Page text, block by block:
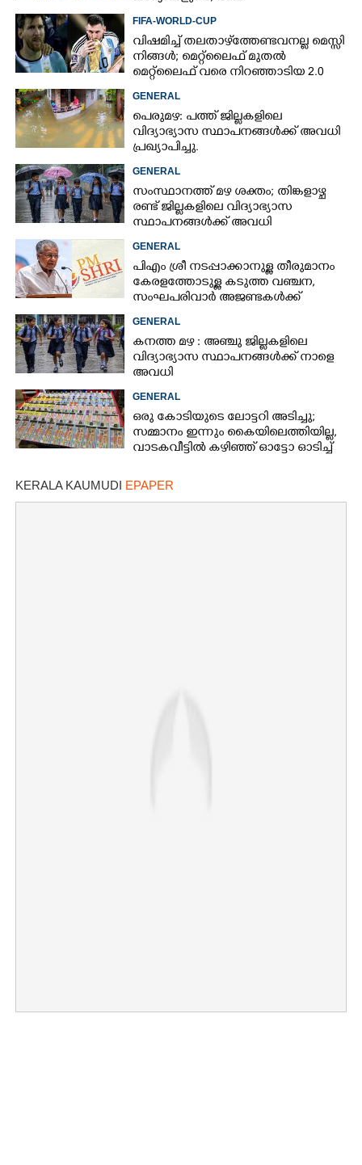
കുട്ടിച്ചോറാക്കരുതെന്ന്
വിദ്യാർത്ഥികൾ
FIFA-WORLD-CUP
വിഷമിച്ച് തലതാഴ്‌ത്തേണ്ടവനല്ല മെസ്സി
നിങ്ങള്‍; മെറ്റ്‌ലൈഫ് മുതല്‍
മെറ്റ്‌ലൈഫ് വരെ നിറഞ്ഞാടിയ 2.0
GENERAL
പെരുമഴ: പത്ത് ജില്ലകളിലെ
വിദ്യാഭ്യാസ സ്ഥാപനങ്ങൾക്ക് അവധി
പ്രഖ്യാപിച്ചു.
GENERAL
സംസ്ഥാനത്ത് മഴ ശക്തം; തിങ്കളാഴ്ച
രണ്ട് ജില്ലകളിലെ വിദ്യാഭ്യാസ
സ്ഥാപനങ്ങൾക്ക് അവധി
GENERAL
പിഎം ശ്രീ നടപ്പാക്കാനുള്ള തീരുമാനം
കേരളത്തോടുള്ള കടുത്ത വഞ്ചന,​
സംഘപരിവാർ അജണ്ടകൾക്ക്
മുന്നിൽ സർക്കാർ ഓച്ഛാനിച്ചു
നിൽക്കുന്നു'
GENERAL
കനത്ത മഴ : അഞ്ചു ജില്ലകളിലെ
വിദ്യാഭ്യാസ സ്ഥാപനങ്ങൾക്ക് നാളെ
അവധി
GENERAL
ഒരു കോടിയുടെ ലോട്ടറി അടിച്ചു;
സമ്മാനം ഇന്നും കൈയിലെത്തിയില്ല,
വാടകവീട്ടിൽ കഴിഞ്ഞ് ഓട്ടോ ഓടിച്ച്
KERALA KAUMUDI EPAPER